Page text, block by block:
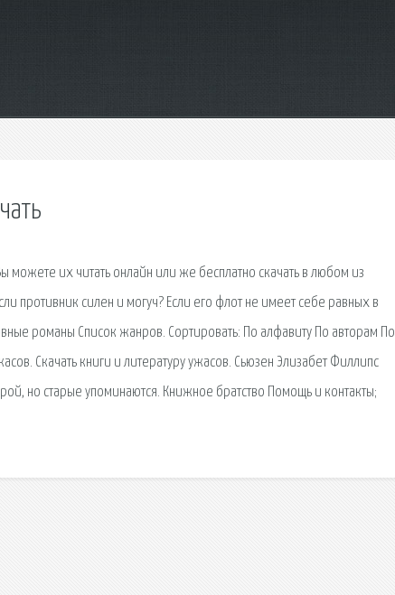
можете их читать онлайн или же бесплатно скачать в любом из
противник силен и могуч? Если его флот не имеет себе равных в
романы Список жанров. Сортировать: По алфавиту По авторам По
Скачать книги и литературу ужасов. Сьюзен Элизабет Филлипс
но старые упоминаются. Книжное братство Помощь и контакты;